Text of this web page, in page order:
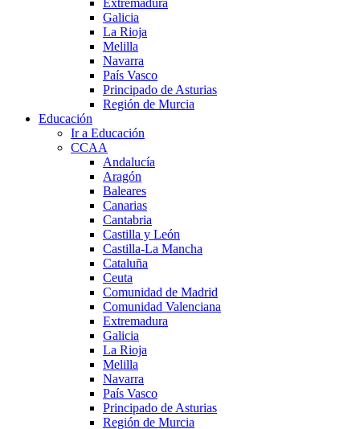
Galicia
La Rioja
Melilla
Navarra
País Vasco
Principado de Asturias
Región de Murcia
Educación
Ir a Educación
CCAA
Andalucía
Aragón
Baleares
Canarias
Cantabria
Castilla y León
Castilla-La Mancha
Cataluña
Ceuta
Comunidad de Madrid
Comunidad Valenciana
Extremadura
Galicia
La Rioja
Melilla
Navarra
País Vasco
Principado de Asturias
Región de Murcia